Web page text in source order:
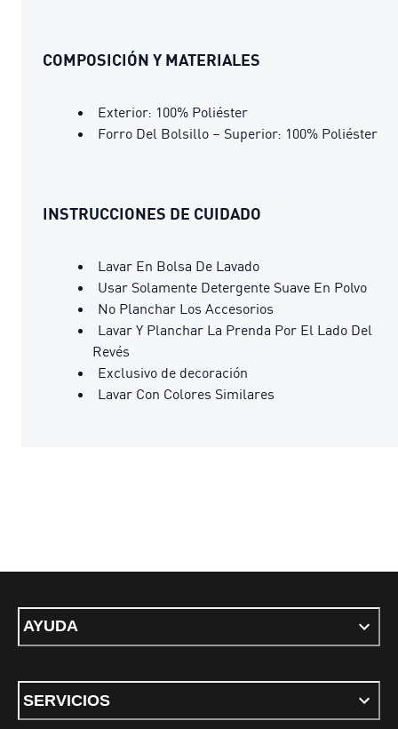
COMPOSICIÓN Y MATERIALES
Exterior: 100% Poliéster
Forro Del Bolsillo – Superior: 100% Poliéster
INSTRUCCIONES DE CUIDADO
Lavar En Bolsa De Lavado
Usar Solamente Detergente Suave En Polvo
No Planchar Los Accesorios
Lavar Y Planchar La Prenda Por El Lado Del
Revés
Exclusivo de decoración
Lavar Con Colores Similares
AYUDA
SERVICIOS